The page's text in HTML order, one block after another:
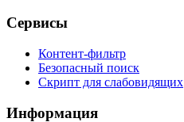
Сервисы
Контент-фильтр
Безопасный поиск
Скрипт для слабовидящих
Информация